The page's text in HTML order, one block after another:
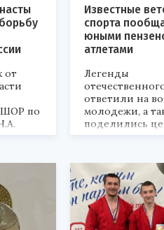
от
по
Известные
спорта
юными
атлетами
Легенды
ответили на
молодежи, а
поделились
советами.